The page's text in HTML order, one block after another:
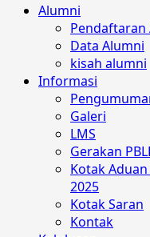
Alumni
Pendaftaran
Data Alumni
kisah alumni
Informasi
Galeri
LMS
Gerakan
Kotak
2025
Kotak Saran
Kontak